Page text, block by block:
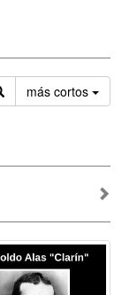
más cortos